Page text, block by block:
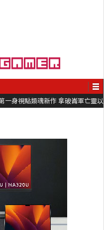
一身視點類魂新作 拿破崙軍亡靈以